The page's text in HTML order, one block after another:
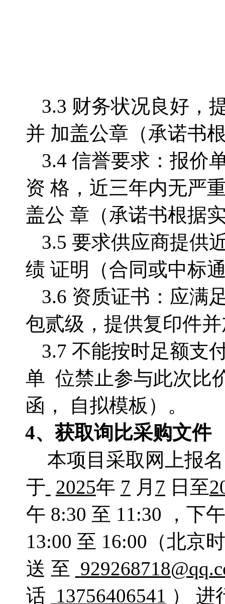
3.3 财务状况良好，
并 加盖公章（承诺书
3.4 信誉要求：报价
资格，近三年内无严
盖公 章（承诺书根据
3.5要求供应商提供
绩 证明（合同或中标
3.6 资质证书：应满
包贰级，提供复印件
3.7 不能按时足额支
单 位禁止参与此次比
函， 自拟模板）。
4、获取询比采购文件
本项目采取网上报
于 2025年 7 月 7 日至
午 8:30 至 11:30 ，下午
13:00 至 16:00（北京
送 至
话 13756406541 ） 进